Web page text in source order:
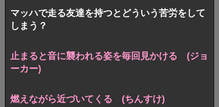
マッハで走る友達を持つとどういう苦労をして
しまう？
止まると音に襲われる姿を毎回見かける (ジョ
ーカー)
燃えながら近づいてくる (ちんすけ)